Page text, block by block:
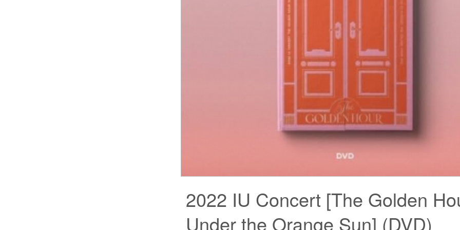
2022 IU Concert [The Golden
Under the Orange Sun] (DVD)